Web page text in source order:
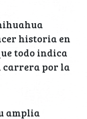
historia en
todo indica
carrera por la
amplia